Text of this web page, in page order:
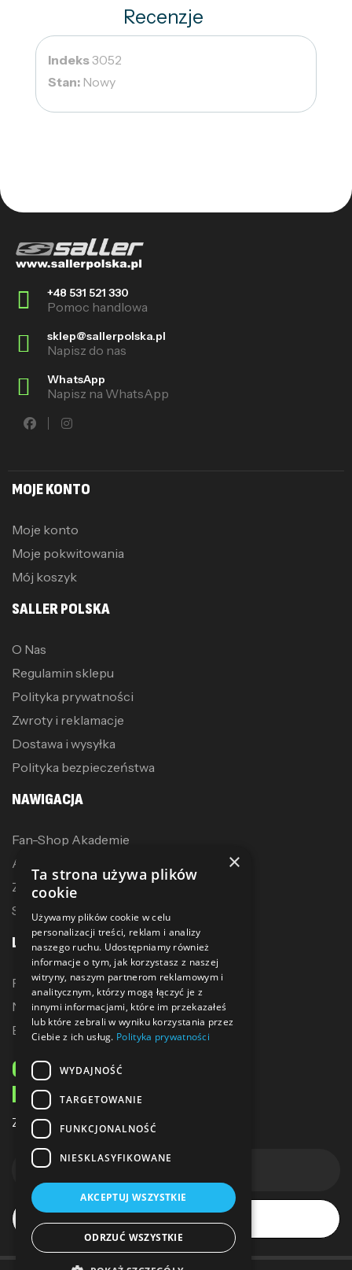
Recenzje
Indeks3052
Stan: Nowy
+48 531 521 330
Pomoc handlowa
sklep@sallerpolska.pl
Napisz do nas
WhatsApp
Napisz na WhatsApp
MOJE KONTO
Moje konto
Moje pokwitowania
Mój koszyk
SALLER POLSKA
O Nas
Regulamin sklepu
Polityka prywatności
Zwroty i reklamacje
Dostawa i wysyłka
Polityka bezpieczeństwa
NAWIGACJA
Fan-Shop Akademie
Akcesoria treningowe
Zostań dystrybutorem
Sublimacja
LINKI
Promocje
Nowe produkty
Bestsellery
ODBIERZ 10% ZNIŻKI
NA PIERWSZE ZAKUPY
Zapisz się do naszego newslettera
Subskrybuj
×
Ta strona używa plików
cookie
Używamy plików cookie w celu
personalizacji treści, reklam i analizy
naszego ruchu. Udostępniamy również
informacje o tym, jak korzystasz z naszej
witryny, naszym partnerom reklamowym i
analitycznym, którzy mogą łączyć je z
innymi informacjami, które im przekazałeś
lub które zebrali w wyniku korzystania przez
Ciebie z ich usług. Polityka prywatności
WYDAJNOŚĆ
TARGETOWANIE
FUNKCJONALNOŚĆ
NIESKLASYFIKOWANE
AKCEPTUJ WSZYSTKIE
ODRZUĆ WSZYSTKIE